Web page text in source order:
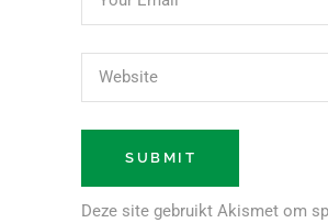
Deze site gebruikt Akismet om